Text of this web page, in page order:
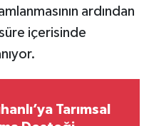
ardından
içerisinde
Tarımsal